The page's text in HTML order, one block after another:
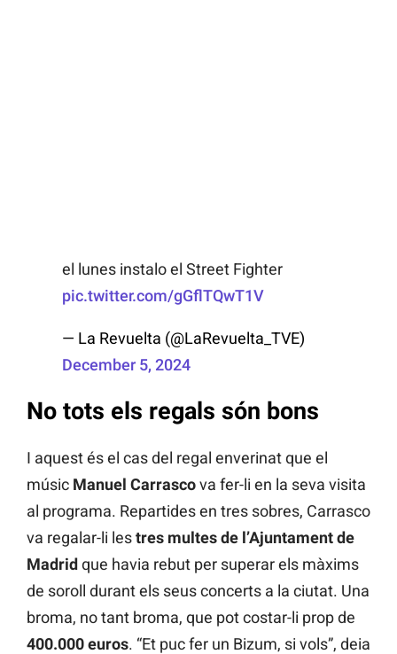
el lunes instalo el Street Fighter
pic.twitter.com/gGflTQwT1V
— La Revuelta (@LaRevuelta_TVE)
December 5, 2024
No tots els regals són bons
I aquest és el cas del regal enverinat que el
músic Manuel Carrascova fer-li en la seva visita
al programa. Repartides en tres sobres, Carrasco
va regalar-li lestres multes de l’Ajuntament de
Madridque havia rebut per superar els màxims
de soroll durant els seus concerts a la ciutat. Una
broma, no tant broma, que pot costar-li prop de
400.000 euros. “Et puc fer un Bizum, si vols”, deia